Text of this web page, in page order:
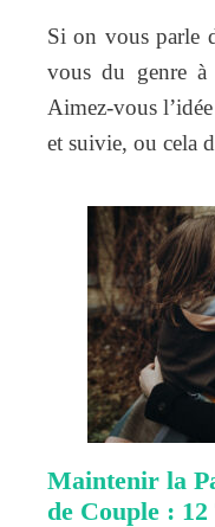
Si on vous parle
vous du genre
Aimez-vous
et suivie, ou cela
Maintenir la
de Couple :